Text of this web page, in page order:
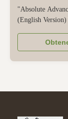
souterraine
"Absolute
(English Version)
mining,
in tunneling,
its key